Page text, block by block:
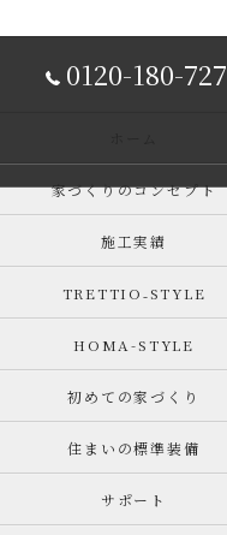
0120-180-727
家づくりのコンセプト
施工実績
TRETTIO₋STYLE
HOMA-STYLE
初めての家づくり
住まいの標準装備
サポート